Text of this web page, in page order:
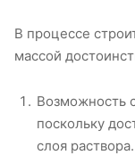
В процессе
массой
Возможность
поскольку
слоя раствора.